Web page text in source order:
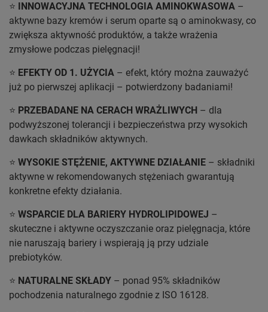
⭐ INNOWACYJNA TECHNOLOGIA AMINOKWASOWA –
aktywne bazy kremów i serum oparte są o aminokwasy, co
zwiększa aktywność produktów, a także wrażenia
zmysłowe podczas pielęgnacji!
⭐ EFEKTY OD 1. UŻYCIA – efekt, który można zauważyć
już po pierwszej aplikacji – potwierdzony badaniami!
⭐ PRZEBADANE NA CERACH WRAŻLIWYCH – dla
podwyższonej tolerancji i bezpieczeństwa przy wysokich
dawkach składników aktywnych.
⭐ WYSOKIE STĘŻENIE, AKTYWNE DZIAŁANIE – składniki
aktywne w rekomendowanych stężeniach gwarantują
konkretne efekty działania.
⭐ WSPARCIE DLA BARIERY HYDROLIPIDOWEJ –
skuteczne i aktywne oczyszczanie oraz pielęgnacja, które
nie naruszają bariery i wspierają ją przy udziale
prebiotyków.
⭐ NATURALNE SKŁADY – ponad 95% składników
pochodzenia naturalnego zgodnie z ISO 16128.